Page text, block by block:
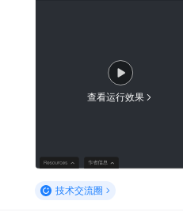
查看运行效果
技术交流圈